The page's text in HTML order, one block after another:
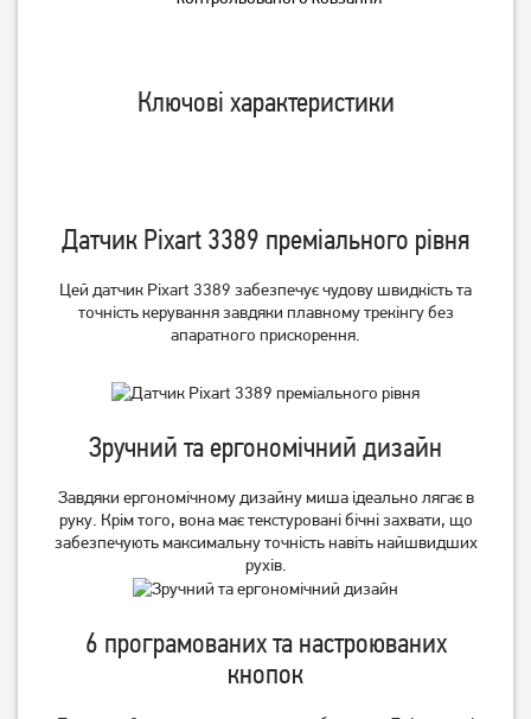
719грн 1 329грн
Миша A4Tech X89 USB
грн
Миша ігрова A4Tech Bloody
Ключові характеристики
Датчик Pixart 3389 преміального рівня
Цей датчик Pixart 3389 забезпечує чудову швидкість та
точність керування завдяки плавному трекінгу без
апаратного прискорення.
Зручний та ергономічний дизайн
Завдяки ергономічному дизайну миша ідеально лягає в
руку. Крім того, вона має текстуровані бічні захвати, що
забезпечують максимальну точність навіть найшвидших
рухів.
6 програмованих та настроюваних
кнопок